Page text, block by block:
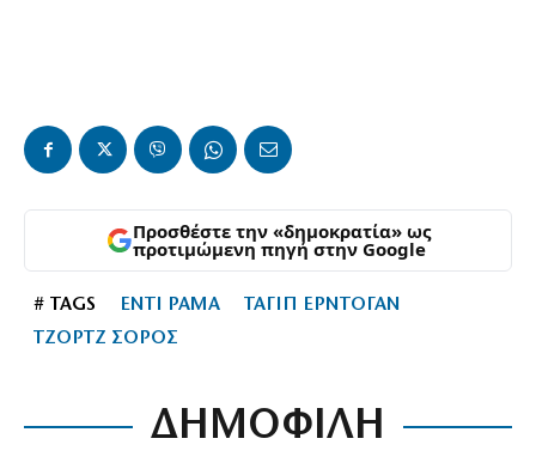
Προσθέστε την «δημοκρατία» ως
προτιμώμενη πηγή στην Google
# TAGS ΕΝΤΙ ΡΑΜΑ
ΤΑΓΙΠ ΕΡΝΤΟΓΑΝ
ΤΖΟΡΤΖ ΣΟΡΟΣ
ΔΗΜΟΦΙΛΗ